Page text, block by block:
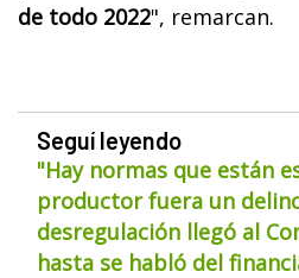
de todo 2022", remarcan.
Seguí leyendo
"Hay normas que están
productor fuera un
desregulación llegó al
hasta se habló del